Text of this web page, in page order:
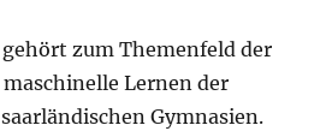
zum Themenfeld der
Lernen der
Gymnasien.